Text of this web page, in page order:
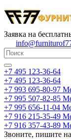
Заявка на
+7 495 123-36-64
+7 495 123-36-64
+7 993 695-80-97
+7 995 507-82-85
+7 995 656-11-04
+7 916 215-35-49
+7 916 357-43-89
Звоните, пишите